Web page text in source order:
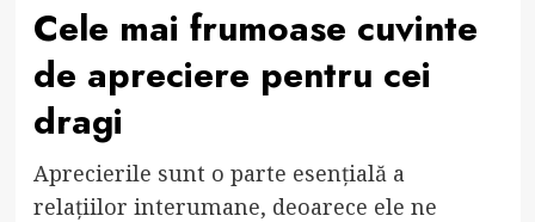
Cele mai frumoase cuvinte
de apreciere pentru cei
dragi
Aprecierile sunt o parte esențială a
relațiilor interumane, deoarece ele ne